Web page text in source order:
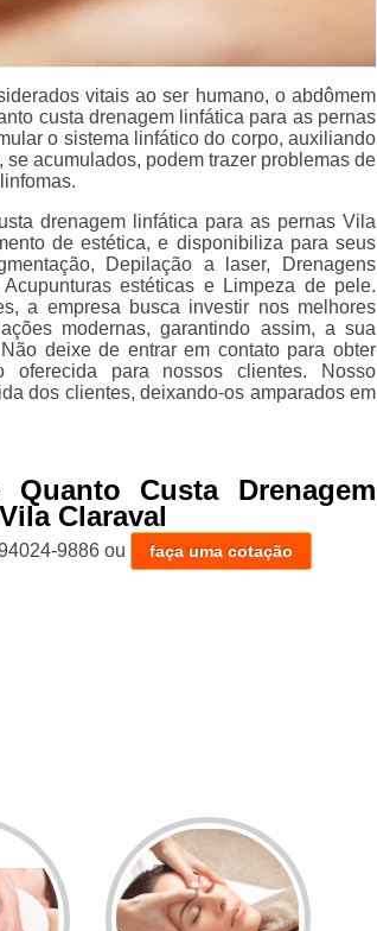
vitais ao ser humano, o abdômem
custa drenagem linfática para as pernas
o sistema linfático do corpo, auxiliando
acumulados, podem trazer problemas de
drenagem linfática para as pernas Vila
de estética, e disponibiliza para seus
Depilação a laser, Drenagens
estéticas e Limpeza de pele.
a empresa busca investir nos melhores
modernas, garantindo assim, a sua
deixe de entrar em contato para obter
oferecida para nossos clientes. Nosso
dos clientes, deixando-os amparados em
Custa Drenagem
Claraval
9886 ou faça uma cotação